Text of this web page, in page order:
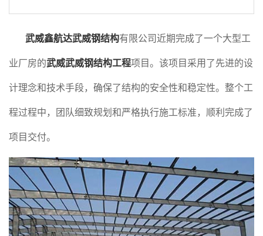
武威鑫航达武威钢结构有限公司近期完成了一个大型工
业厂房的武威武威钢结构工程项目。该项目采用了先进的设
计理念和技术手段，确保了结构的安全性和稳定性。整个工
程过程中，团队细致规划和严格执行施工标准，顺利完成了
项目交付。